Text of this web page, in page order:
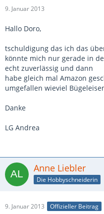
9. Januar 2013
Hallo Doro,
tschuldigung das ich das
könnte mich nur gerade in
echt zuverlässig und dann
habe gleich mal Amazon
umgefallen wieviel
Danke
LG Andrea
Anne Liebler
Die Hobbyschneiderin
9. Januar 2013 Offizieller Beitrag